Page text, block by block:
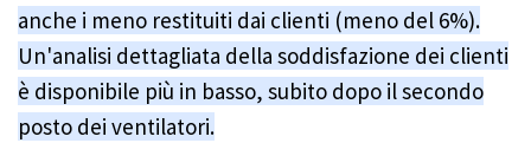
anche i meno restituiti dai clienti (meno del 6%).
Un'analisi dettagliata della soddisfazione dei clienti
è disponibile più in basso, subito dopo il secondo
posto dei ventilatori.